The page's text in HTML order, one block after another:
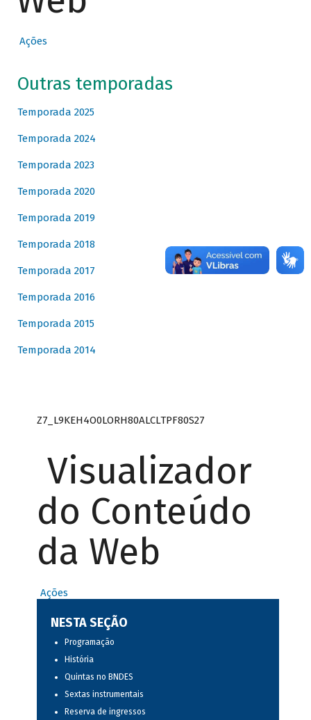
Ações
Outras temporadas
Temporada 2025
Temporada 2024
Temporada 2023
Temporada 2020
Temporada 2019
Temporada 2018
Temporada 2017
Temporada 2016
Temporada 2015
Temporada 2014
Z7_L9KEH4O0LORH80ALCLTPF80S27
Visualizador
do Conteúdo
da Web
Ações
NESTA SEÇÃO
Programação
História
Quintas no BNDES
Sextas instrumentais
Reserva de ingressos